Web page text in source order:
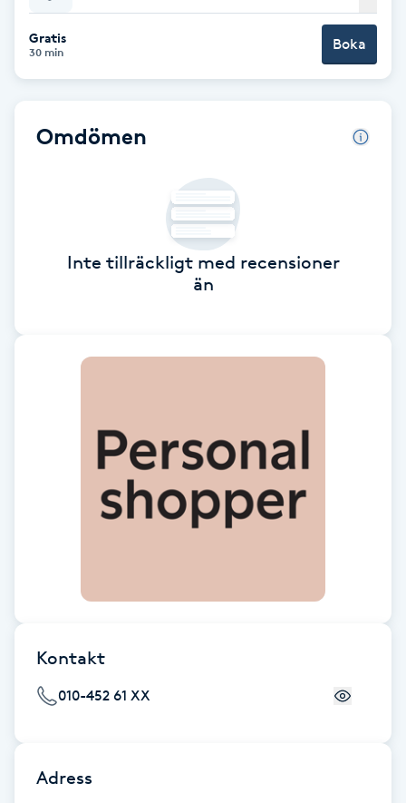
Babylights
Balayage
Bambumassage
Blowout
Brynformning
Bröllopsuppsättning
C
Celluliter
Gratis
30 min Boka
Omdömen
Inte tillräckligt med recensioner
än
Kontakt
010-452 61 XX
Adress